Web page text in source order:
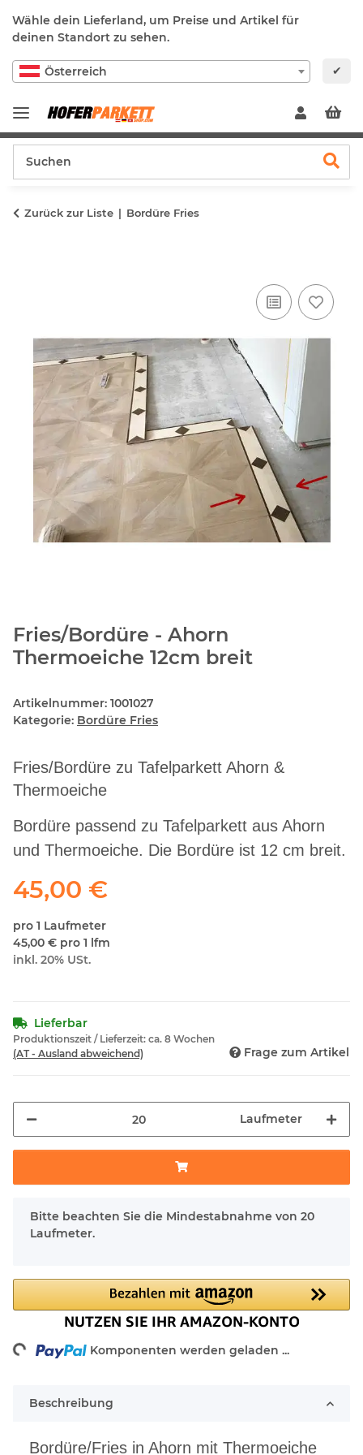
Wähle dein Lieferland, um Preise und Artikel für
deinen Standort zu sehen.
Österreich ✔
Zurück zur Liste Bordüre Fries
Fries/Bordüre - Ahorn
Thermoeiche 12cm breit
Artikelnummer: 1001027
Kategorie: Bordüre Fries
Fries/Bordüre zu Tafelparkett Ahorn &
Thermoeiche
Bordüre passend zu Tafelparkett aus Ahorn
und Thermoeiche. Die Bordüre ist 12 cm breit.
45,00 €
pro 1 Laufmeter
45,00 € pro 1 lfm
inkl. 20% USt.
Lieferbar
Produktionszeit / Lieferzeit: ca. 8 Wochen
(AT - Ausland abweichend)
Frage zum Artikel
Laufmeter
x
Bitte beachten Sie die Mindestabnahme von 20
Laufmeter.
Komponenten werden geladen ...
Beschreibung
Bordüre/Fries in Ahorn mit Thermoeiche